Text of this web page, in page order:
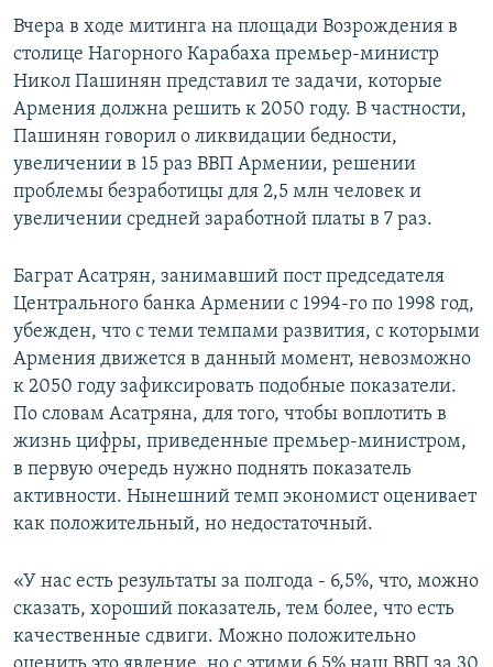
Вчера в ходе митинга на площади Возрождения в
столице Нагорного Карабаха премьер-министр
Никол Пашинян представил те задачи, которые
Армения должна решить к 2050 году. В частности,
Пашинян говорил о ликвидации бедности,
увеличении в 15 раз ВВП Армении, решении
проблемы безработицы для 2,5 млн человек и
увеличении средней заработной платы в 7 раз.
Баграт Асатрян, занимавший пост председателя
Центрального банка Армении с 1994-го по 1998 год,
убежден, что с теми темпами развития, с которыми
Армения движется в данный момент, невозможно
к 2050 году зафиксировать подобные показатели.
По словам Асатряна, для того, чтобы воплотить в
жизнь цифры, приведенные премьер-министром,
в первую очередь нужно поднять показатель
активности. Нынешний темп экономист оценивает
как положительный, но недостаточный.
«У нас есть результаты за полгода - 6,5%, что, можно
сказать, хороший показатель, тем более, что есть
качественные сдвиги. Можно положительно